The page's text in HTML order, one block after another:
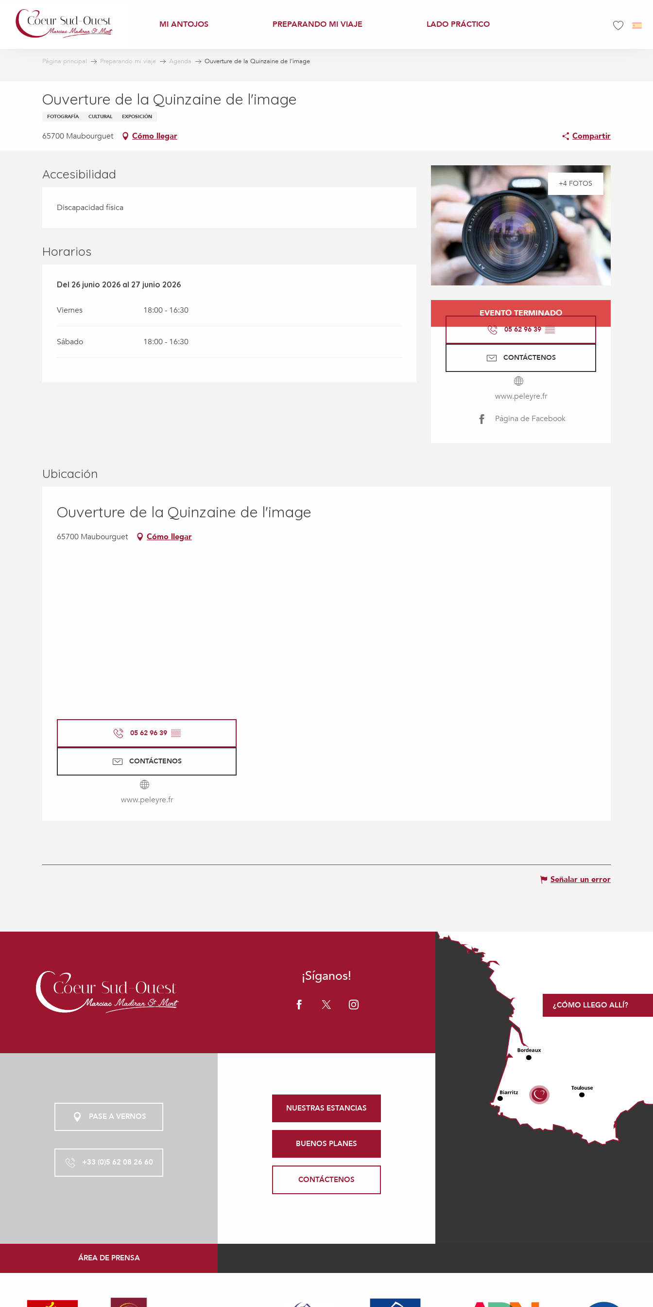
contenu
principal
MI ANTOJOS PREPARANDO MI VIAJE LADO PRÁCTICO
Página principal Preparando mi viaje Agenda Ouverture de la Quinzaine de l'image
Ouverture de la Quinzaine de l'image
FOTOGRAFÍA CULTURAL EXPOSICIÓN
65700 Maubourguet Cómo llegar Compartir
+4 FOTOS
Horarios y datos de
EVENTO TERMINADO
05 62 96 39▒▒
CONTÁCTENOS
www.peleyre.fr
Página de Facebook
Accesibilidad
Discapacidad física
Horarios
Del 26 junio 2026 al 27 junio 2026
Del 26 junio 2026 al 27 junio 2026
Viernes 18:00 - 16:30
Sábado 18:00 - 16:30
Ubicación
Ouverture de la Quinzaine de l'image
65700 Maubourguet Cómo llegar
05 62 96 39 ▒▒
CONTÁCTENOS
www.peleyre.fr
Señalar un error
¡Síganos!
PASE A VERNOS
+33 (0)5 62 08 26 60
NUESTRAS ESTANCIAS
BUENOS PLANES
CONTÁCTENOS
¿CÓMO LLEGO ALLÍ?
ÁREA DE PRENSA